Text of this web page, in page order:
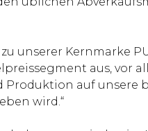
zu unserer Kernmarke
aus, vor
auf unsere
wird.“